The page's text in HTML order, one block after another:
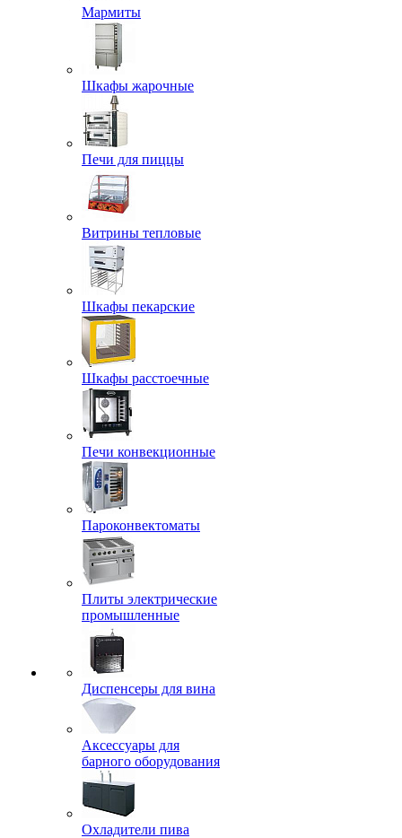
Мармиты
Шкафы жарочные
Печи для пиццы
Витрины тепловые
Шкафы пекарские
Шкафы расстоечные
Печи конвекционные
Пароконвектоматы
Плиты электрические
промышленные
Диспенсеры для вина
Аксессуары для
барного оборудования
Охладители пива